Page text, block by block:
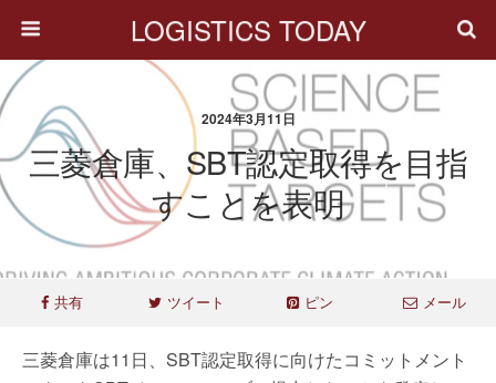
LOGISTICS TODAY
2024年3月11日
三菱倉庫、SBT認定取得を目指
すことを表明
共有 ツイート ピン メール
三菱倉庫は11日、SBT認定取得に向けたコミットメント